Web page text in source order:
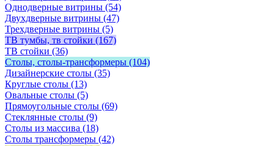
Однодверные витрины (54)
Двухдверные витрины (47)
Трехдверные витрины (5)
ТВ тумбы, тв стойки (167)
ТВ стойки (36)
Столы, столы-трансформеры (104)
Дизайнерские столы (35)
Круглые столы (13)
Овальные столы (5)
Прямоугольные столы (69)
Стеклянные столы (9)
Столы из массива (18)
Столы трансформеры (42)